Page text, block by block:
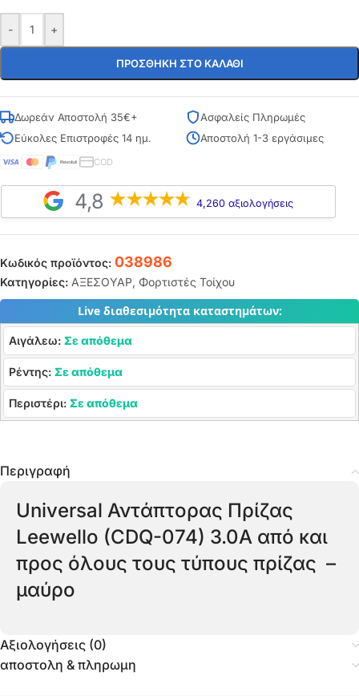
- +
ΠΡΟΣΘΉΚΗ ΣΤΟ ΚΑΛΆΘΙ
Δωρεάν Αποστολή 35€+
Ασφαλείς Πληρωμές
Εύκολες Επιστροφές 14 ημ.
Αποστολή 1-3 εργάσιμες
COD
4,8 4,260 αξιολογήσεις
Κωδικός προϊόντος: 038986
Κατηγορίες: ΑΞΕΣΟΥΑΡ, Φορτιστές Τοίχου
Live διαθεσιμότητα καταστημάτων:
Αιγάλεω: Σε απόθεμα
Ρέντης: Σε απόθεμα
Περιστέρι: Σε απόθεμα
Περιγραφή
Universal Αντάπτορας Πρίζας
Leewello (CDQ-074) 3.0Α από και
προς όλους τους τύπους πρίζας –
μαύρο
Αξιολογήσεις (0)
αποστολη & πληρωμη